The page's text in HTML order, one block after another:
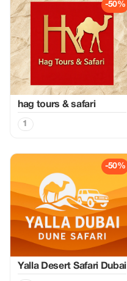
-50%
hag tours & safari
1
-50%
Yalla Desert Safari Dubai